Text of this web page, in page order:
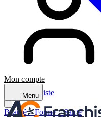
Mon compte
Menu
Retour à la liste
Beauté – Forme – Santé